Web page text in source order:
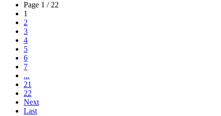
Page 1 / 22
1
2
3
4
5
6
7
...
21
22
Next
Last